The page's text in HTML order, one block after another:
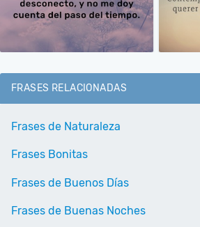
FRASES RELACIONADAS
Frases de Naturaleza
Frases Bonitas
Frases de Buenos Días
Frases de Buenas Noches